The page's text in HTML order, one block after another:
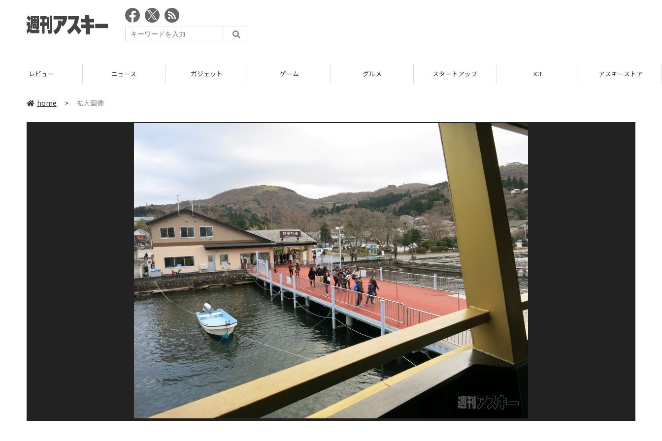
レビュー ニュース ガジェット ゲーム グルメ スタートアップ ICT アスキーストア
home > 拡大画像